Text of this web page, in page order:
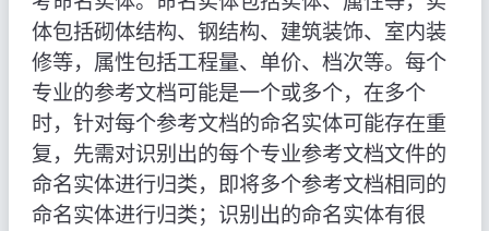
体包括砌体结构、钢结构、建筑装饰、室内装
修等，属性包括工程量、单价、档次等。每个
专业的参考文档可能是一个或多个，在多个
时，针对每个参考文档的命名实体可能存在重
复，先需对识别出的每个专业参考文档文件的
命名实体进行归类，即将多个参考文档相同的
命名实体进行归类；识别出的命名实体有很